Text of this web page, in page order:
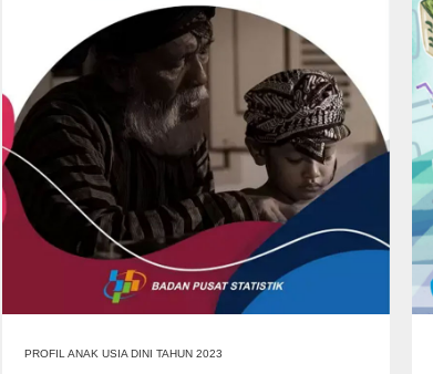
PROFIL ANAK USIA DINI TAHUN 2023